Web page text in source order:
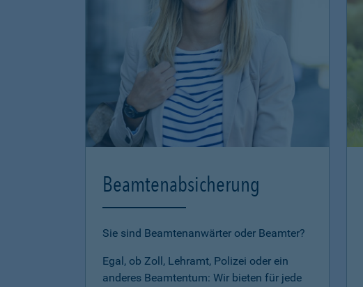
Beamtenabsicherung
Sie sind Beamtenanwärter oder Beamter?
Egal, ob Zoll, Lehramt, Polizei oder ein
anderes Beamtentum: Wir bieten für jede